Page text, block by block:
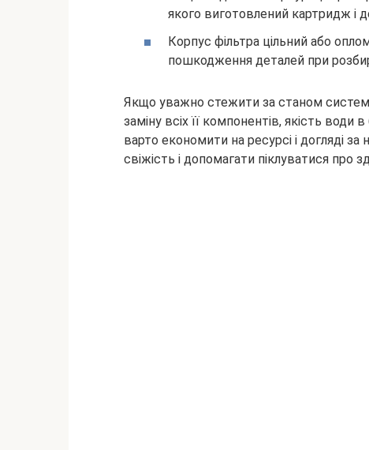
якого виготовлений картридж і
Корпус фільтра цільний або
пошкодження деталей при
Якщо уважно стежити за станом
заміну всіх її компонентів, якість
варто економити на ресурсі і догляді
свіжість і допомагати піклуватися про